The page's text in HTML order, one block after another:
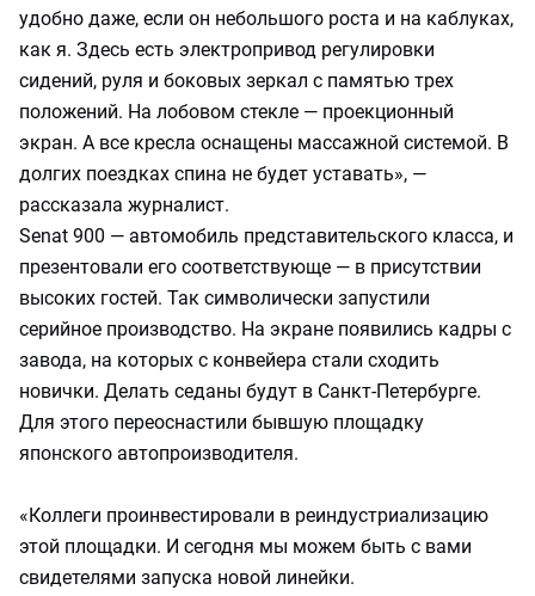
удобно даже, если он небольшого роста и на каблуках,
как я. Здесь есть электропривод регулировки
сидений, руля и боковых зеркал с памятью трех
положений. На лобовом стекле — проекционный
экран. А все кресла оснащены массажной системой. В
долгих поездках спина не будет уставать», —
рассказала журналист.
Senat 900 — автомобиль представительского класса, и
презентовали его соответствующе — в присутствии
высоких гостей. Так символически запустили
серийное производство. На экране появились кадры с
завода, на которых с конвейера стали сходить
новички. Делать седаны будут в Санкт-Петербурге.
Для этого переоснастили бывшую площадку
японского автопроизводителя.
«Коллеги проинвестировали в реиндустриализацию
этой площадки. И сегодня мы можем быть с вами
свидетелями запуска новой линейки.